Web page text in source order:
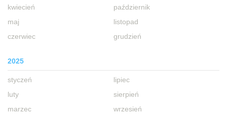
kwiecień
maj
czerwiec
październik
listopad
grudzień
2025
styczeń
luty
marzec
lipiec
sierpień
wrzesień